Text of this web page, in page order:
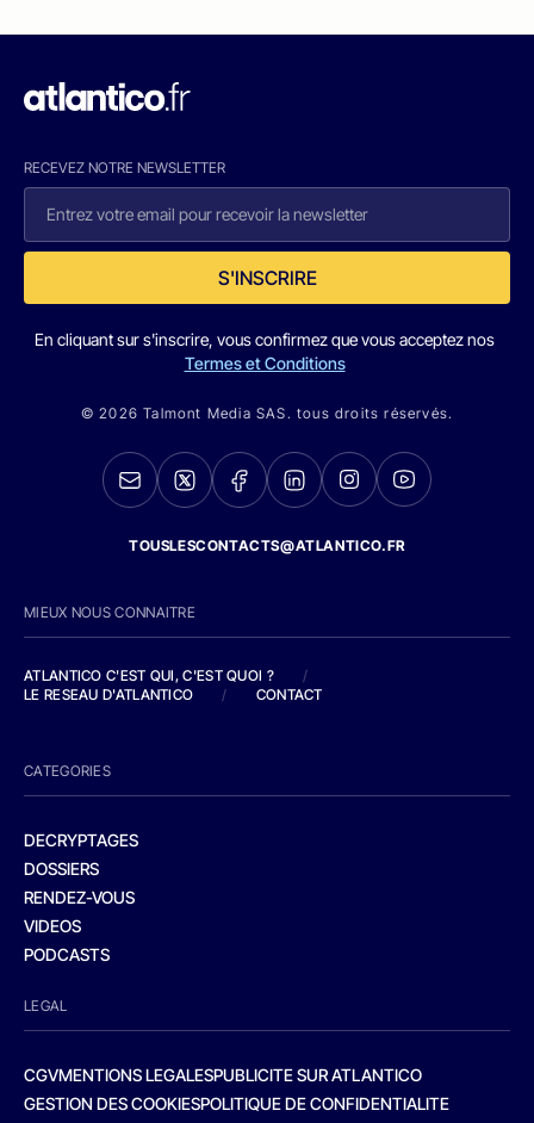
RECEVEZ NOTRE NEWSLETTER
S'INSCRIRE
En cliquant sur s'inscrire, vous confirmez que vous acceptez nos
Termes et Conditions
© 2026 Talmont Media SAS. tous droits réservés.
TOUSLESCONTACTS@ATLANTICO.FR
MIEUX NOUS CONNAITRE
ATLANTICO C'EST QUI, C'EST QUOI ?
/
LE RESEAU D'ATLANTICO
/ CONTACT
CATEGORIES
DECRYPTAGES
DOSSIERS
RENDEZ-VOUS
VIDEOS
PODCASTS
LEGAL
CGVMENTIONS LEGALESPUBLICITE SUR ATLANTICO
GESTION DES COOKIESPOLITIQUE DE CONFIDENTIALITE